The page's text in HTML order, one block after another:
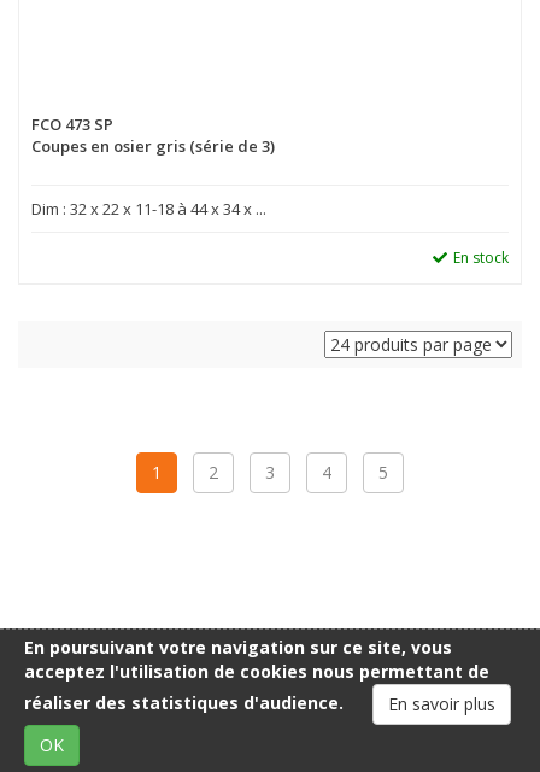
FCO 473 SP
Coupes en osier gris (série de 3)
Dim : 32 x 22 x 11-18 à 44 x 34 x ...
En stock
1 2 3 4 5
SITE DE VENTE EN LIGNE
RÉSERVÉ AUX PROFESSIONNELS
En poursuivant votre navigation sur ce site, vous
acceptez l'utilisation de cookies nous permettant de
réaliser des statistiques d'audience.
En savoir plus
OK